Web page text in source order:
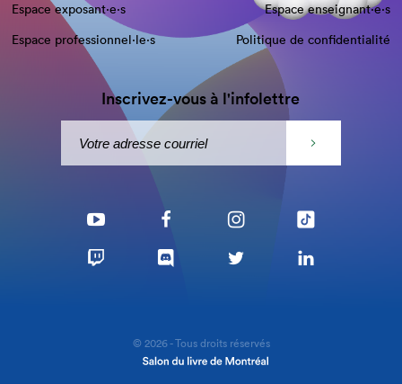
Espace exposant·e⋅s
Espace enseignant·e⋅s
Espace professionnel·le⋅s
Politique de confidentialité
Inscrivez-vous à l'infolettre
© 2026 - Tous droits réservés